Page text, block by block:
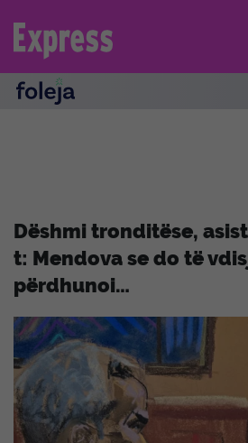
Dëshmi tronditëse,
t: Mendova se do të
përdhunoi…